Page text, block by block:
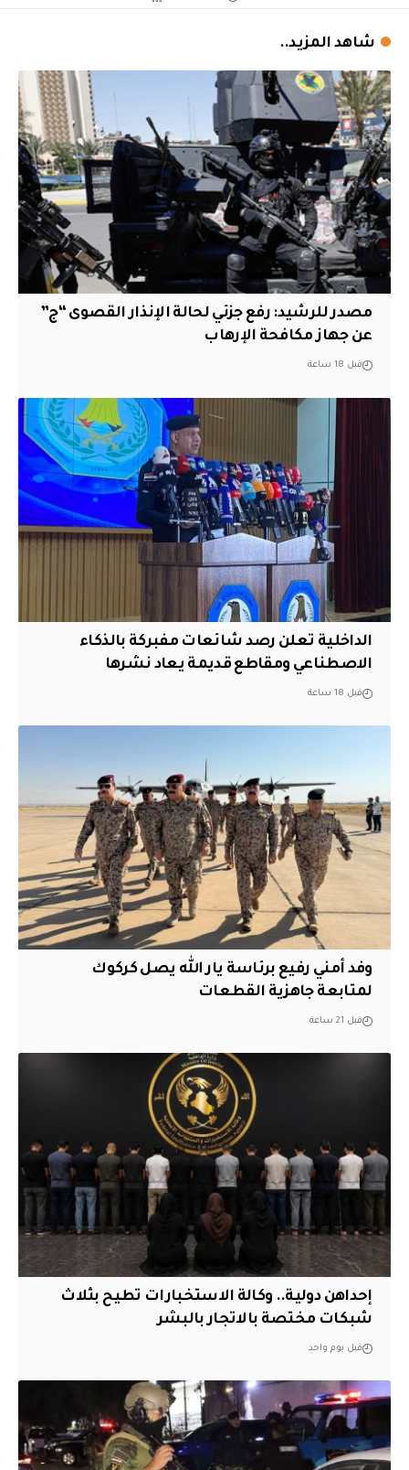
شاهد المزيد..
مصدر للرشيد: رفع جزئي لحالة الإنذار القصوى “ج”
عن جهاز مكافحة الإرهاب
قبل 18 ساعة
الداخلية تعلن رصد شائعات مفبركة بالذكاء
الاصطناعي ومقاطع قديمة يعاد نشرها
قبل 18 ساعة
وفد أمني رفيع برئاسة يار الله يصل كركوك
لمتابعة جاهزية القطعات
قبل 21 ساعة
إحداهن دولية.. وكالة الاستخبارات تطيح بثلاث
شبكات مختصة بالاتجار بالبشر
قبل يوم واحد